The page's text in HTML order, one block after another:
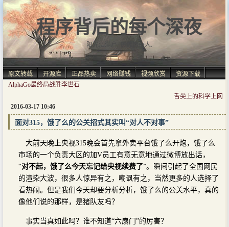
程序背后的每个深夜
阳光洒满肩, 仿佛自由人.
原文转载 开源库 正品热卖 网络赚钱 视频欣赏
资源下载
AlphaGo最终局战胜李世石
舌尖上的科学上网
2016-03-17 10:46
面对315，饿了么的公关招式其实叫“对人不对事”
大前天晚上央视315晚会首先拿外卖平台饿了么开炮，饿了么
市场的一个负责大区的加V员工有意无意地通过微博放出话，
“对不起，饿了么今天忘记给央视续费了”。瞬间引起了全国网民
的渲染大波，很多人惊异有之，嘲讽有之，当然更多的人选择了
看热闹。但是我们今天却要分析分析，饿了么的公关水平，真的
像他们说的那样，是猪队友吗？
事实当真如此吗？谁不知道“六扇门”的厉害？